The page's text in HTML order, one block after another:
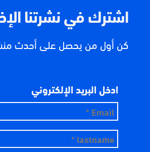
اشترك في نشرتنا
كن أول من يحصل على أحدث
ادخل البريد الإلكتروني